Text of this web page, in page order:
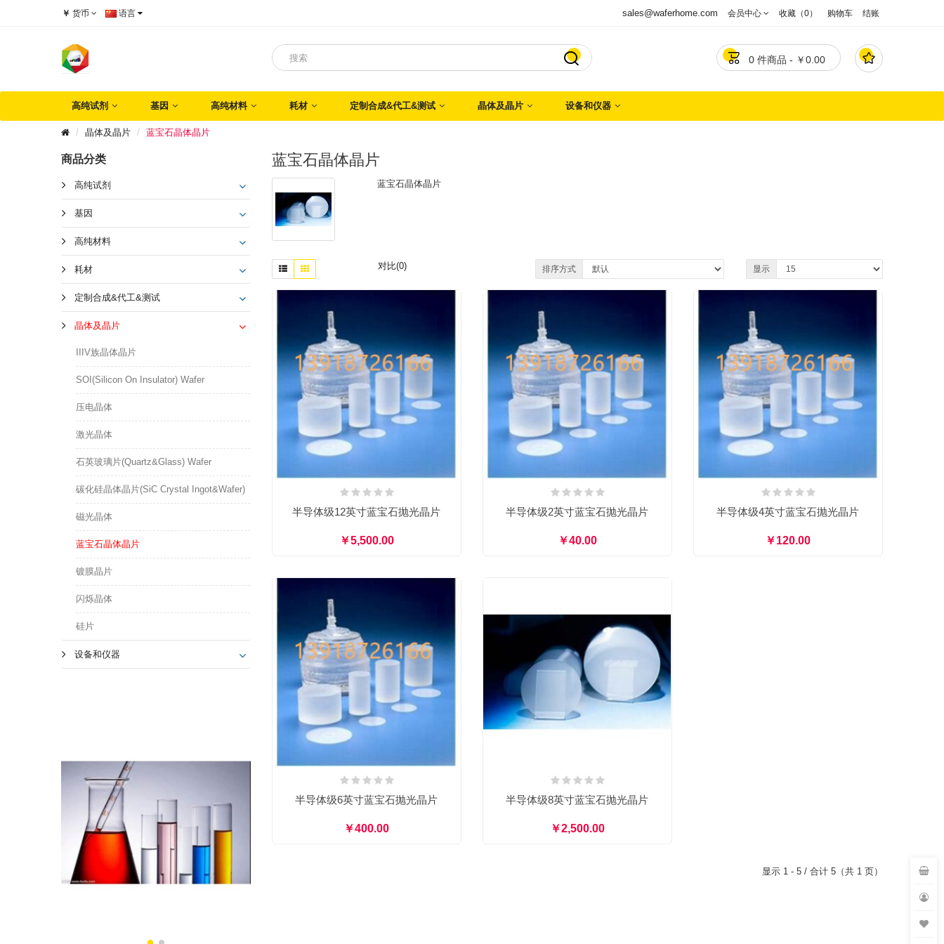
￥ 货币 语言 sales@waferhome.com 会员中心 收藏（0） 购物车 结账
 
 0 件商品 - ￥0.00
高纯试剂 基因 高纯材料 耗材 定制合成&代工&测试 晶体及晶片 设备和仪器
晶体及晶片 蓝宝石晶体晶片
商品分类
高纯试剂
基因
高纯材料
耗材
定制合成&代工&测试
晶体及晶片
IIIV族晶体晶片
SOI(Silicon On Insulator) Wafer
压电晶体
激光晶体
石英玻璃片(Quartz&Glass) Wafer
碳化硅晶体晶片(SiC Crystal Ingot&Wafer)
磁光晶体
蓝宝石晶体晶片
镀膜晶片
闪烁晶体
硅片
设备和仪器
蓝宝石晶体晶片
蓝宝石晶体晶片
对比(0) 排序方式 显示
半导体级12英寸蓝宝石抛光晶片
￥5,500.00
半导体级2英寸蓝宝石抛光晶片
￥40.00
半导体级4英寸蓝宝石抛光晶片
￥120.00
半导体级6英寸蓝宝石抛光晶片
￥400.00
半导体级8英寸蓝宝石抛光晶片
￥2,500.00
显示 1 - 5 / 合计 5（共 1 页）